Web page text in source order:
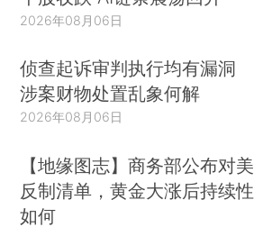
2026年08月06日
侦查起诉审判执行均有漏洞
涉案财物处置乱象何解
2026年08月06日
【地缘图志】商务部公布对美
反制清单，黄金大涨后持续性
如何